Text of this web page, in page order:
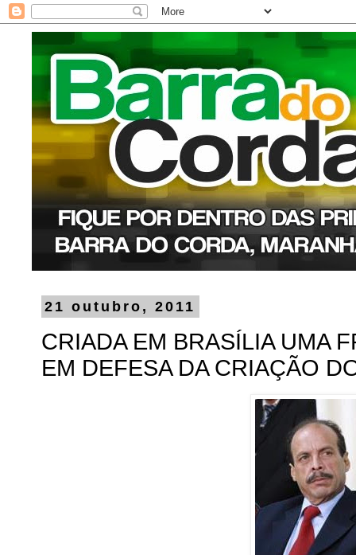
21 outubro, 2011
CRIADA EM BRASÍLIA UMA
EM DEFESA DA CRIAÇÃO